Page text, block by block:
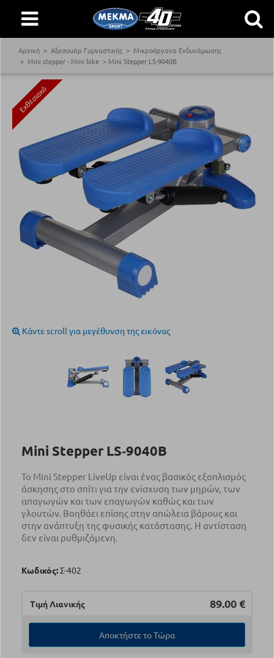
Αρχική Αξεσουάρ Γυμναστικής
Μικροόργανα Ενδυνάμωσης
Mini stepper - Mini bike
Mini Stepper LS-9040B
Εκθεσιακό
Κάντε scroll για μεγέθυνση της εικόνας
Mini Stepper LS‑9040B
Το Mini Stepper LiveUp είναι ένας βασικός εξοπλισμός
άσκησης στο σπίτι για την ενίσχυση των μηρών, των
απαγωγών και των επαγωγών καθώς και των
γλουτών. Βοηθάει επίσης στην απώλεια βάρους και
στην ανάπτυξη της φυσικής κατάστασης. Η αντίσταση
δεν είναι ρυθμιζόμενη.
Κωδικός:Σ-402
Τιμή Λιανικής 89.00 €
Αποκτήστε το Τώρα